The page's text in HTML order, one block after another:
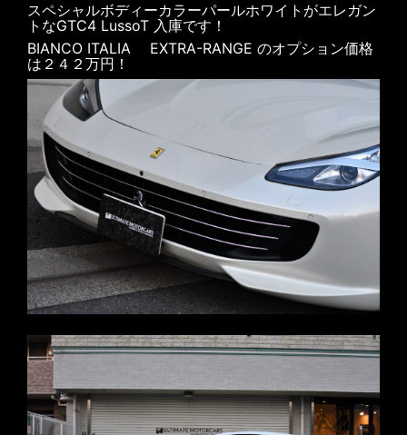
スペシャルボディーカラーパールホワイトがエレガン
トなGTC4 LussoT 入庫です！
BIANCO ITALIA EXTRA-RANGE のオプション価格
は２４２万円！